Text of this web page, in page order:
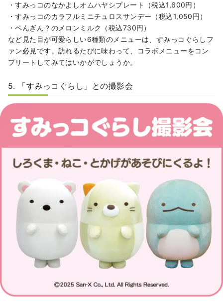
・すみっコのなかよしオムハヤシプレート（税込1,600円）
・すみっコのカラフルミニチュロスサンデー（税込1,050円）
・ペんぎん？のメロンミルク（税込730円）
など見た目が可愛らしい6種類のメニューは、すみっコぐらしフ
ァン必見です。訪れるたびに味わって、コラボメニューをコン
プリートしてみてはいかがでしょうか。
5. 「すみっコぐらし」との撮影会